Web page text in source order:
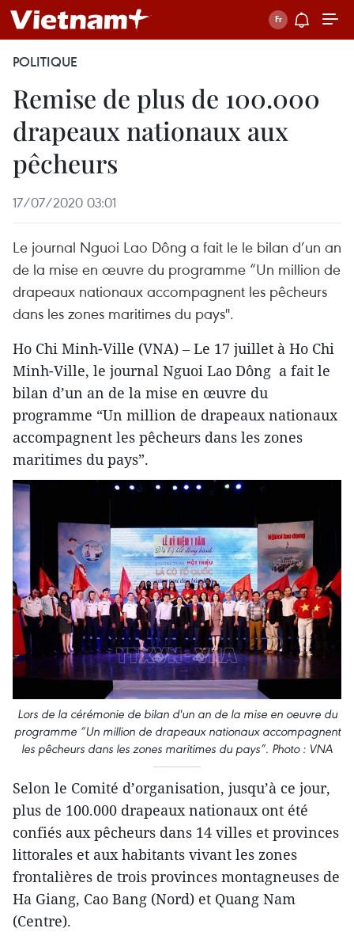
POLITIQUE
Remise de plus de 100.000
drapeaux nationaux aux
pêcheurs
17/07/2020 03:01
Le journal Nguoi Lao Dông a fait le le bilan d’un an
de la mise en œuvre du programme “Un million de
drapeaux nationaux accompagnent les pêcheurs
dans les zones maritimes du pays''.
Ho Chi Minh-Ville (VNA) – Le 17 juillet à Ho Chi
Minh-Ville, le journal Nguoi Lao Dông a fait le
bilan d’un an de la mise en œuvre du
programme “Un million de drapeaux nationaux
accompagnent les pêcheurs dans les zones
maritimes du pays”.
Lors de la cérémonie de bilan d'un an de la mise en oeuvre du
programme “Un million de drapeaux nationaux accompagnent
les pêcheurs dans les zones maritimes du pays”. Photo : VNA
Selon le Comité d’organisation, jusqu’à ce jour,
plus de 100.000 drapeaux nationaux ont été
confiés aux pêcheurs dans 14 villes et provinces
littorales et aux habitants vivant les zones
frontalières de trois provinces montagneuses de
Ha Giang, Cao Bang (Nord) et Quang Nam
(Centre).